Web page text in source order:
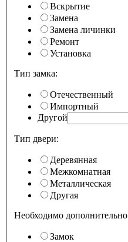
Вскрытие
Замена
Замена личинки
Ремонт
Установка
Тип замка:
Отечественный
Импортный
Другой
Тип двери:
Деревянная
Межкомнатная
Металлическая
Другая
Необходимо дополнительно
Замок